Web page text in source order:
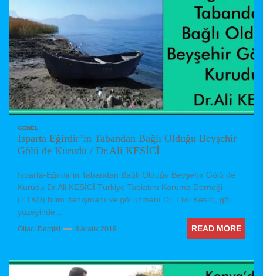
GENEL
Isparta Eğirdir’in Tabandan Bağlı Olduğu Beyşehir
Gölü de Kurudu / Dr.Ali KESİCİ
Isparta-Eğirdir’in Tabandan Bağlı Olduğu Beyşehir Gölü de
Kurudu Dr.Ali KESİCİ Türkiye Tabiatını Koruma Derneği
(TTKD) bilim danışmanı ve göl uzmanı Dr. Erol Kesici, göl
yüzeyinde...
Oltacı Dergisi 8 Aralık 2019 READ MORE